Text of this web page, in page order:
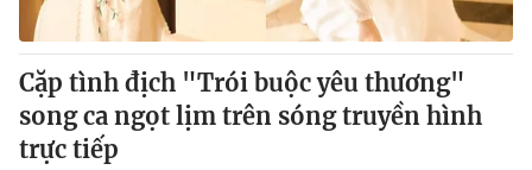
Cặp tình địch "Trói buộc yêu thương"
song ca ngọt lịm trên sóng truyền hình
trực tiếp